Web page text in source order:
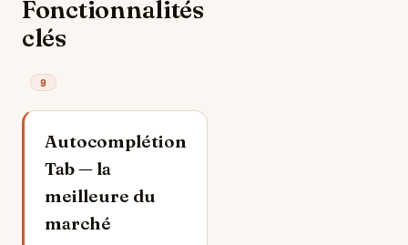
Fonctionnalités
clés
9
Autocomplétion
Tab — la
meilleure du
marché